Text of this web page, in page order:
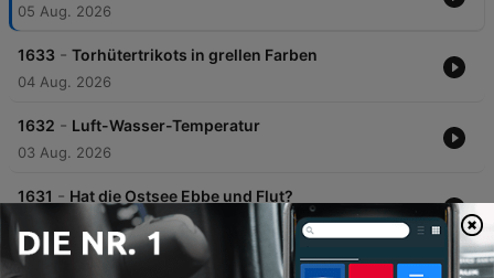
05 Aug. 2026
1633 - Torhütertrikots in grellen Farben
04 Aug. 2026
1632 - Luft-Wasser-Temperatur
03 Aug. 2026
1631 - Hat die Ostsee Ebbe und Flut?
31 Jul. 2026
1630 Sind Kopfhörer im Auto erlaubt?